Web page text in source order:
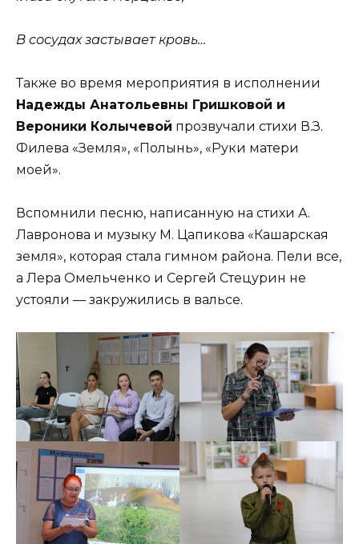
В сосудах застывает кровь…
Также во время мероприятия в исполнении
Надежды Анатольевны Гришковой и
Вероники Колычевой прозвучали стихи В.З.
Филева «Земля», «Полынь», «Руки матери
моей».
Вспомнили песню, написанную на стихи А.
Лавронова и музыку М. Цапикова «Кашарская
земля», которая стала гимном района. Пели все,
а Лера Омельченко и Сергей Стецурин не
устояли — закружились в вальсе.